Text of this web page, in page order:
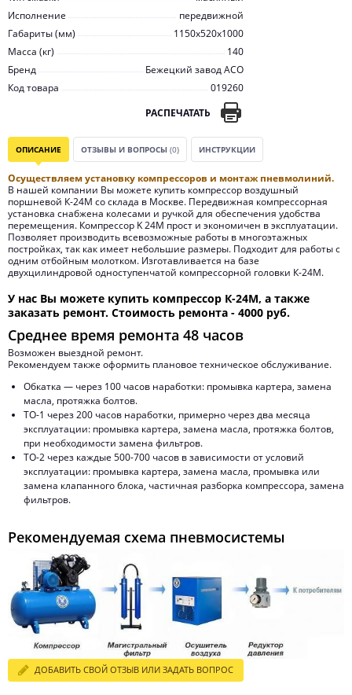
Исполнение
передвижной
Габариты (мм)
1150х520х1000
Масса (кг)
140
Бренд
Бежецкий завод АСО
Код товара
019260
РАСПЕЧАТАТЬ
ОПИСАНИЕ ОТЗЫВЫ И ВОПРОСЫ (0) ИНСТРУКЦИИ
Осуществляем установку компрессоров и монтаж пневмолиний.
В нашей компании Вы можете купить компрессор воздушный
поршневой К-24М со склада в Москве. Передвижная компрессорная
установка снабжена колесами и ручкой для обеспечения удобства
перемещения. Компрессор K 24M прост и экономичен в эксплуатации.
Позволяет производить всевозможные работы в многоэтажных
постройках, так как имеет небольшие размеры. Подходит для работы с
одним отбойным молотком. Изготавливается на базе
двухцилиндровой одноступенчатой компрессорной головки К-24М.
У нас Вы можете купить компрессор К-24М, а также
заказать ремонт. Cтоимость ремонта - 4000 руб.
Среднее время ремонта 48 часов
Возможен выездной ремонт.
Рекомендуем также оформить плановое техническое обслуживание.
Обкатка — через 100 часов наработки: промывка картера, замена
масла, протяжка болтов.
ТО-1 через 200 часов наработки, примерно через два месяца
эксплуатации: промывка картера, замена масла, протяжка болтов,
при необходимости замена фильтров.
ТО-2 через каждые 500-700 часов в зависимости от условий
эксплуатации: промывка картера, замена масла, промывка или
замена клапанного блока, частичная разборка компрессора, замена
фильтров.
Рекомендуемая схема пневмосистемы
ДОБАВИТЬ СВОЙ ОТЗЫВ ИЛИ ЗАДАТЬ ВОПРОС